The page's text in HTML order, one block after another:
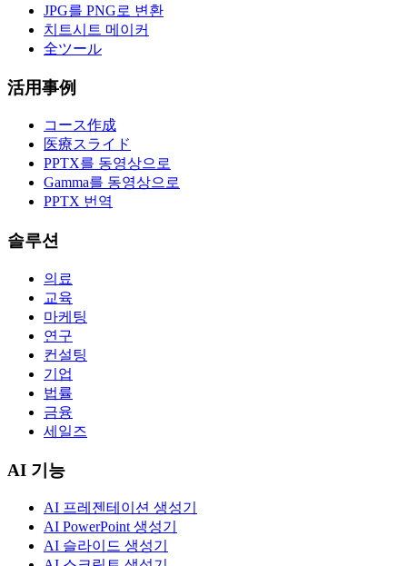
JPG를 PNG로 변환
치트시트 메이커
全ツール
活用事例
コース作成
医療スライド
PPTX를 동영상으로
Gamma를 동영상으로
PPTX 번역
솔루션
의료
교육
마케팅
연구
컨설팅
기업
법률
금융
세일즈
AI 기능
AI 프레젠테이션 생성기
AI PowerPoint 생성기
AI 슬라이드 생성기